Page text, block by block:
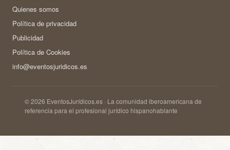
Quienes somos
Política de privacidad
Publicidad
Política de Cookies
info@eventosjuridicos.es
© 2026 EventosJurídicos.es · La comunidad iberoamericana de
referencia para el profesional jurídico hispanohablante